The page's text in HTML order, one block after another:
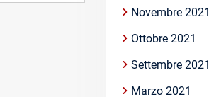
Novembre 2021
Ottobre 2021
Settembre 2021
Marzo 2021